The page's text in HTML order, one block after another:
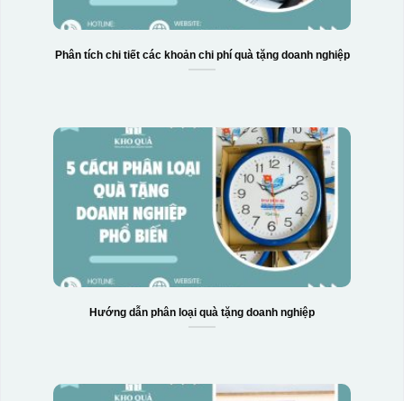
Phân tích chi tiết các khoản chi phí quà tặng doanh nghiệp
Hướng dẫn phân loại quà tặng doanh nghiệp